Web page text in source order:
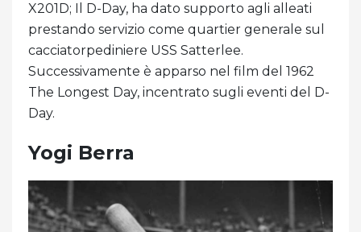
X201D; Il D-Day, ha dato supporto agli alleati
prestando servizio come quartier generale sul
cacciatorpediniere USS Satterlee.
Successivamente è apparso nel film del 1962
The Longest Day, incentrato sugli eventi del D-
Day.
Yogi Berra